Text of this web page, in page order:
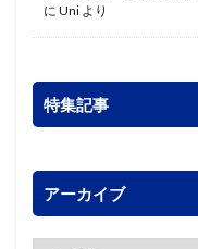
に Uni より
特集記事
アーカイブ